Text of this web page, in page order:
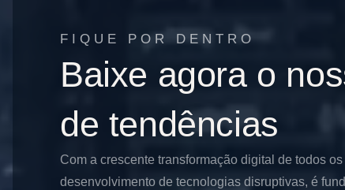
FIQUE POR DENTRO
Baixe agora o
de tendências
Com a crescente transformação digital de todos
desenvolvimento de tecnologias disruptivas, é